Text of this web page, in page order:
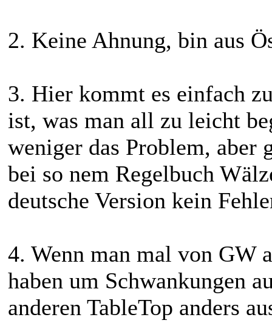
2. Keine Ahnung, bin aus
3. Hier kommt es einfach
ist, was man all zu leicht
weniger das Problem, aber
bei so nem Regelbuch
deutsche Version kein
4. Wenn man mal von GW
haben um Schwankungen
anderen TableTop anders